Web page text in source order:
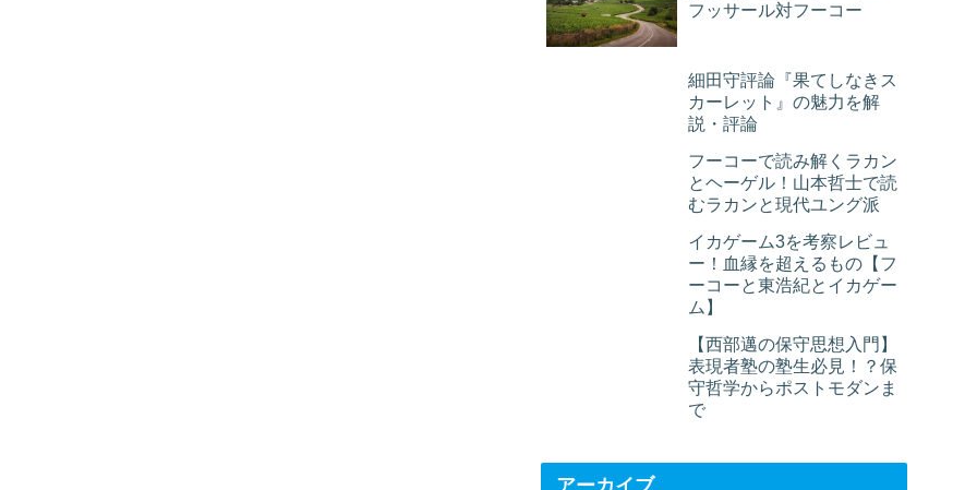
フッサール対フーコー
細田守評論『果てしなきス
カーレット』の魅力を解
説・評論
フーコーで読み解くラカン
とヘーゲル！山本哲士で読
むラカンと現代ユング派
イカゲーム3を考察レビュ
ー！血縁を超えるもの【フ
ーコーと東浩紀とイカゲー
ム】
【西部邁の保守思想入門】
表現者塾の塾生必見！？保
守哲学からポストモダンま
で